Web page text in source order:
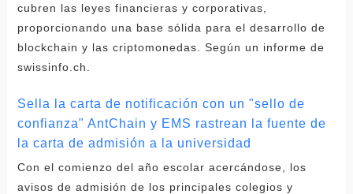
cubren las leyes financieras y corporativas,
proporcionando una base sólida para el desarrollo de
blockchain y las criptomonedas. Según un informe de
swissinfo.ch.
Sella la carta de notificación con un "sello de
confianza" AntChain y EMS rastrean la fuente de
la carta de admisión a la universidad
Con el comienzo del año escolar acercándose, los
avisos de admisión de los principales colegios y